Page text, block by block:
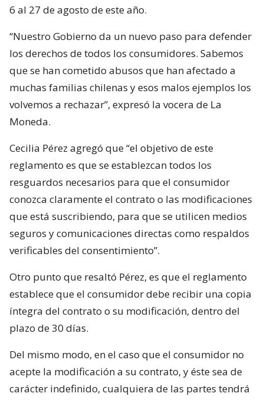
6 al 27 de agosto de este año.
“Nuestro Gobierno da un nuevo paso para defender
los derechos de todos los consumidores. Sabemos
que se han cometido abusos que han afectado a
muchas familias chilenas y esos malos ejemplos los
volvemos a rechazar”, expresó la vocera de La
Moneda.
Cecilia Pérez agregó que “el objetivo de este
reglamento es que se establezcan todos los
resguardos necesarios para que el consumidor
conozca claramente el contrato o las modificaciones
que está suscribiendo, para que se utilicen medios
seguros y comunicaciones directas como respaldos
verificables del consentimiento”.
Otro punto que resaltó Pérez, es que el reglamento
establece que el consumidor debe recibir una copia
íntegra del contrato o su modificación, dentro del
plazo de 30 días.
Del mismo modo, en el caso que el consumidor no
acepte la modificación a su contrato, y éste sea de
carácter indefinido, cualquiera de las partes tendrá